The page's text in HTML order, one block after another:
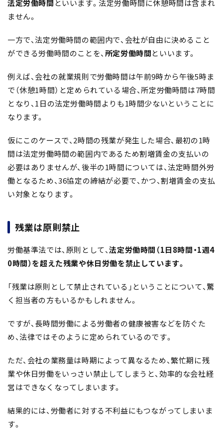
法定労働時間 といいます。法定労働時間に休憩時間は含まれ
ません。
一方で、法定労働時間の範囲内で、会社が自由に決めること
ができる労働時間のことを、所定労働時間といいます。
例えば、会社の就業規則で労働時間は午前9時から午後5時ま
で（休憩1時間）と定められている場合、所定労働時間は7時間
となり、1日の法定労働時間よりも1時間少ないということに
なります。
仮にこのケースで、2時間の残業が発生した場合、最初の1時
間は法定労働時間の範囲内であるため割増賃金の支払いの
必要はありませんが、後半の1時間については、法定時間外労
働となるため、36協定の締結が必要で、かつ、割増賃金の支払
い対象となります。
残業は原則禁止
労働基準法では、原則として、法定労働時間（1日8時間・1週4
0時間）を超えた残業や休日労働を禁止しています。
「残業は原則として禁止されている」ということについて、驚
く担当者の方もいるかもしれません。
ですが、長時間労働による労働者の健康被害などを防ぐた
め、法律ではそのように定められているのです。
ただ、会社の業務量は時期によって異なるため、繁忙期に残
業や休日労働をいっさい禁止してしまうと、効率的な会社経
営はできなくなってしまいます。
結果的には、労働者に対する不利益にもつながってしまいま
す。